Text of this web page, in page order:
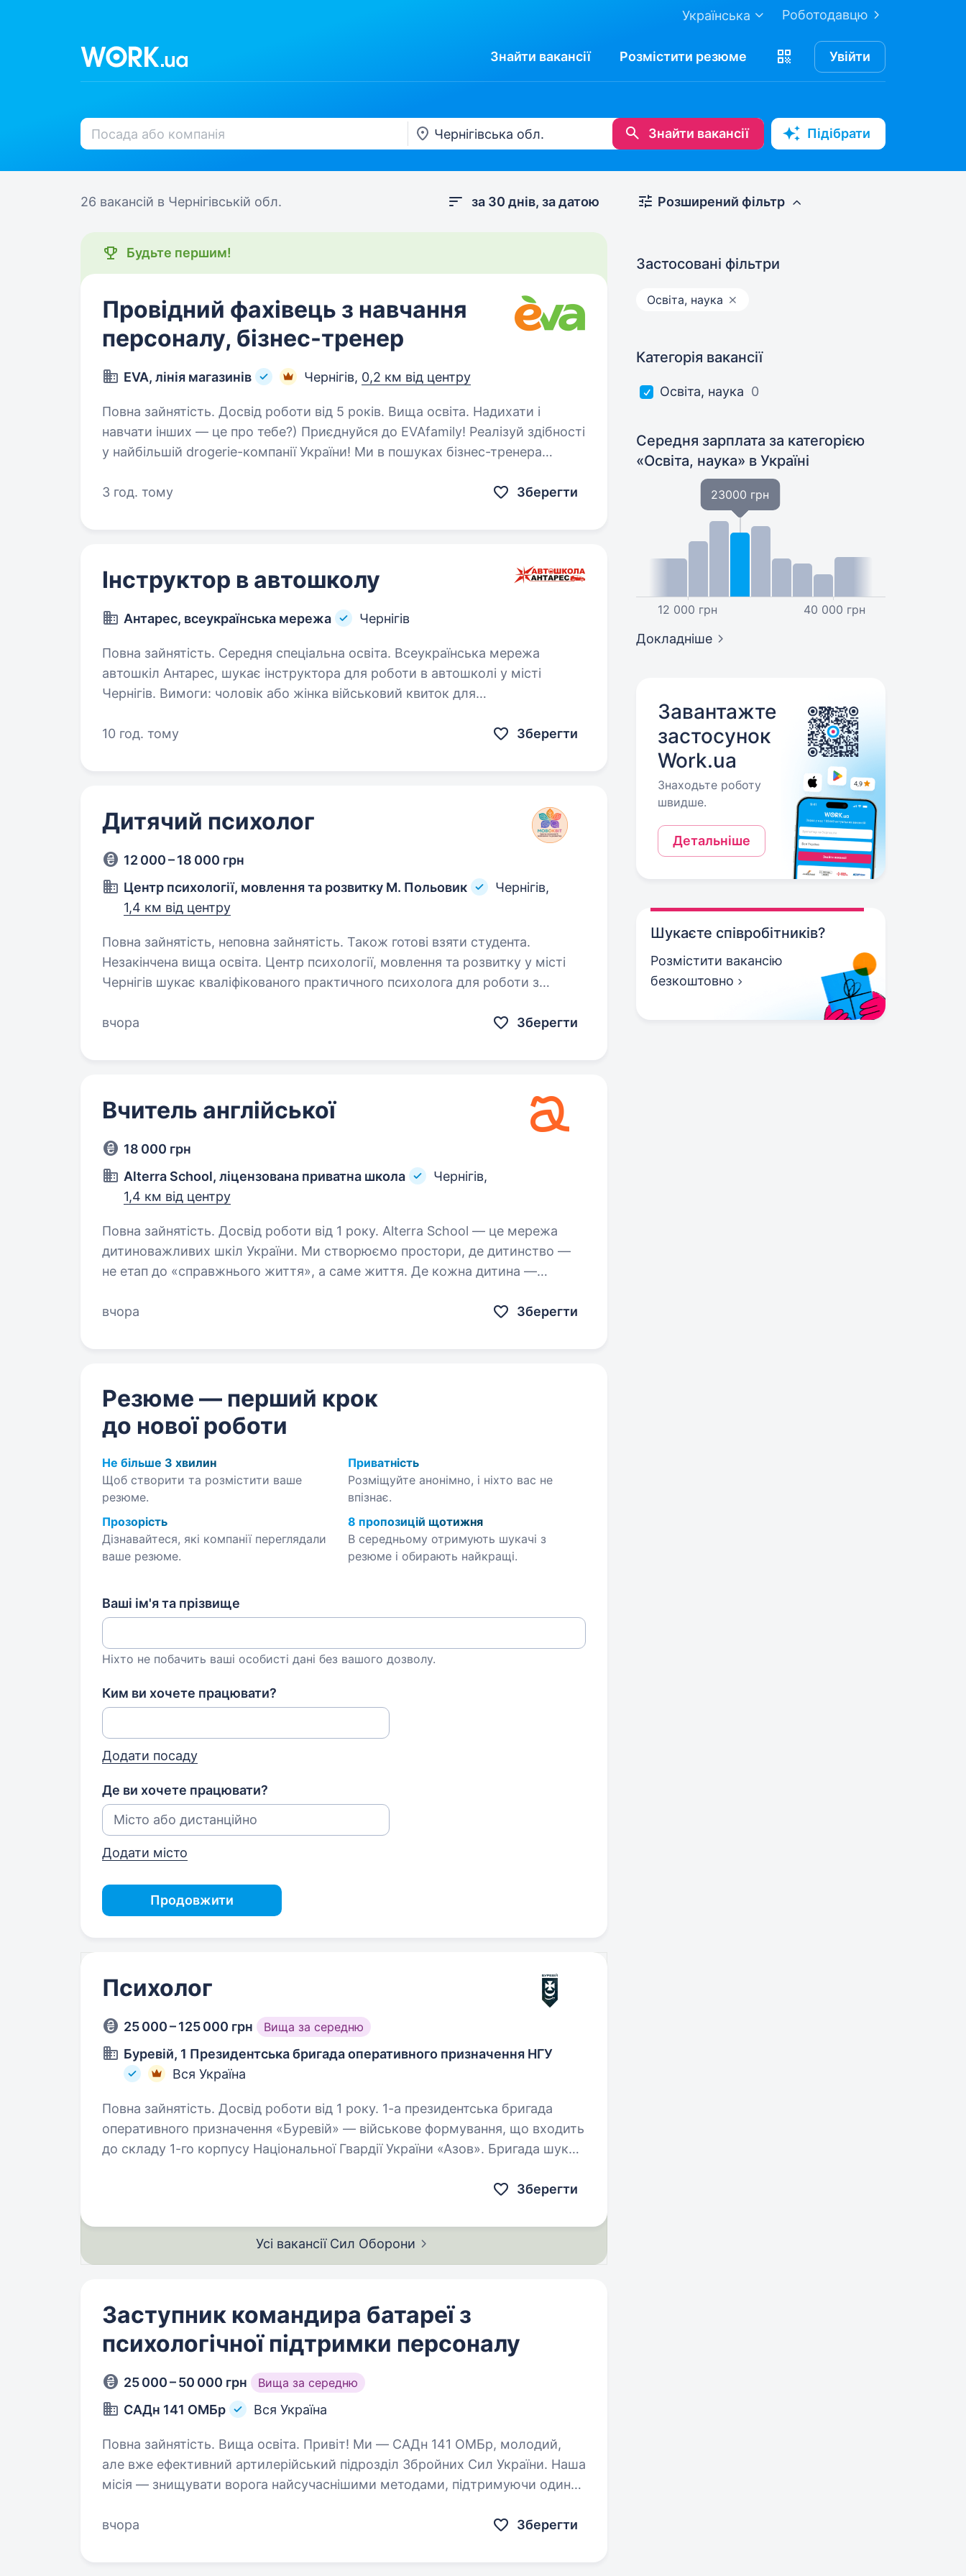
Роботодавцю
Українська
Знайти вакансії Розмістити резюме Увійти
Знайти вакансії Підібрати
26 вакансій в Чернігівській обл. за 30 днів, за датою
Будьте першим!
Провідний фахівець з навчання
персоналу, бізнес-тренер
EVA, лінія магазинів Чернігів, 0,2 км від центру
Повна зайнятість. Досвід роботи від 5 років. Вища освіта. Надихати і
навчати інших — це про тебе?) Приєднуйся до EVAfamily! Реалізуй здібності
у найбільшій drogerie-компанії України! Ми в пошуках бізнес-тренера
3 год. тому
Зберегти
Інструктор в автошколу
Антарес, всеукраїнська мережа Чернігів
Повна зайнятість. Середня спеціальна освіта. Всеукраїнська мережа
автошкіл Антарес, шукає інструктора для роботи в автошколі у місті
Чернігів. Вимоги: чоловік або жінка військовий квиток для
спеціальна…
10 год. тому Зберегти
Дитячий психолог
12 000 – 18 000 грн
Центр психології, мовлення та розвитку М. Польовик
Чернігів,
1,4 км від центру
Повна зайнятість, неповна зайнятість. Також готові взяти студента.
Незакінчена вища освіта. Центр психології, мовлення та розвитку у місті
Чернігів шукає кваліфікованого практичного психолога для роботи з
у вирішенні їх проблем…
вчора Зберегти
Вчитель англійської
18 000 грн
Alterra School, ліцензована приватна школа
Чернігів,
1,4 км від центру
Повна зайнятість. Досвід роботи від 1 року. Alterra School — це мережа
дитиноважливих шкіл України. Ми створюємо простори, де дитинство —
не етап до «справжнього життя», а саме життя. Де кожна дитина —
вчора
Зберегти
Резюме — перший крок
до нової роботи
Не більше 3 хвилин
Щоб створити та розмістити ваше
резюме.
Приватність
Розміщуйте анонімно, і ніхто вас не
впізнає.
Прозорість
Дізнавайтеся, які компанії переглядали
ваше резюме.
8 пропозицій щотижня
В середньому отримують шукачі з
резюме і обирають найкращі.
Ваші ім'я та прізвище
Ніхто не побачить ваші особисті дані без вашого дозволу.
Ким ви хочете працювати?
Додати посаду
Де ви хочете працювати?
Додати місто
Продовжити
Психолог
25 000 – 125 000 грн Вища за середню
Буревій, 1 Президентська бригада оперативного призначення НГУ
Вся Україна
Повна зайнятість. Досвід роботи від 1 року. 1-а президентська бригада
оперативного призначення «Буревій» — військове формування, що входить
до складу 1-го корпусу Національної Гвардії України «Азов». Бригада шукає
Зберегти
Усі вакансії Сил Оборони
Заступник командира батареї з
психологічної підтримки персоналу
25 000 – 50 000 грн Вища за середню
САДн 141 ОМБр Вся Україна
Повна зайнятість. Вища освіта. Привіт! Ми — САДн 141 ОМБр, молодий,
але вже ефективний артилерійський підрозділ Збройних Сил України. Наша
місія — знищувати ворога найсучаснішими методами, підтримуючи один
вчора
Зберегти
Розширений фільтр
Застосовані фільтри
Освіта, наука
Категорія вакансії
Освіта, наука 0
Середня зарплата за категорією
«Освіта, наука» в Україні
12 000 грн
23000 грн
40 000 грн
Докладніше
Завантажте
застосунок
Work.ua
Знаходьте роботу
швидше.
Детальніше
Шукаєте співробітників?
Розмістити вакансію
безкоштовно